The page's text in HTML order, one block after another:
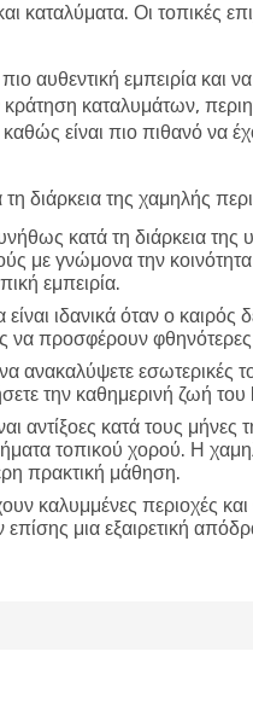
καταλύματα. Οι τοπικές
αυθεντική εμπειρία και
κράτηση καταλυμάτων,
καθώς είναι πιο πιθανό να
διάρκεια της χαμηλής
κατά τη διάρκεια
με γνώμονα την
εμπειρία.
ιδανικά όταν ο καιρός
να προσφέρουν
ανακαλύψετε εσωτερικές
την καθημερινή ζωή
αντίξοες κατά τους
τοπικού χορού. Η
πρακτική μάθηση.
καλυμμένες περιοχές
μια εξαιρετική